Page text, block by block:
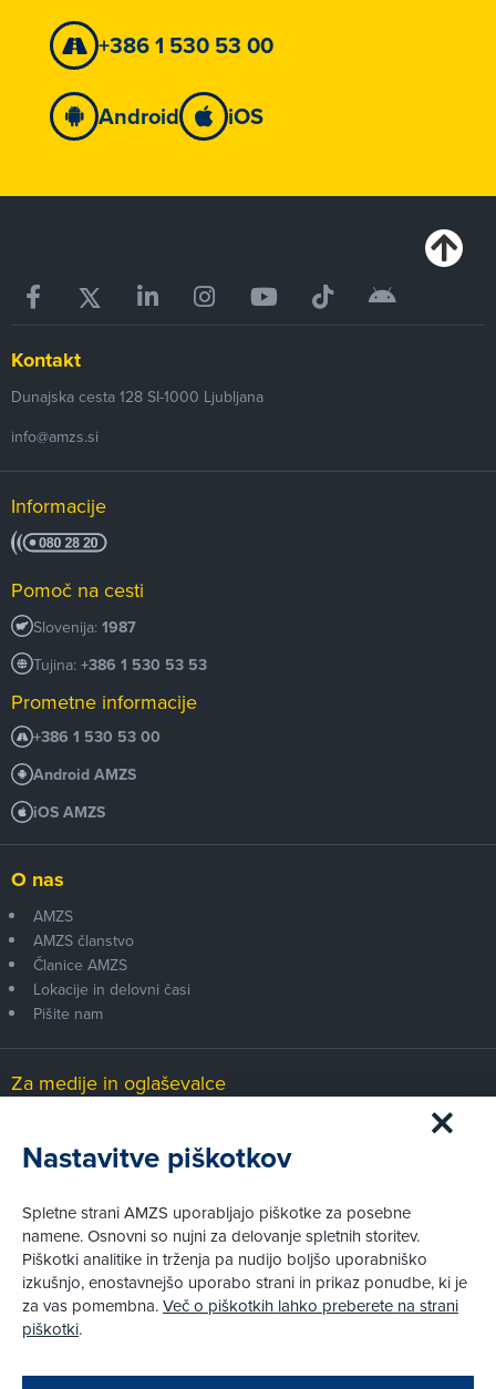
Zapri
+386 1 530 53 00
Android iOS
Kontakt
Dunajska cesta 128 SI-1000 Ljubljana
info@amzs.si
Informacije
Pomoč na cesti
Slovenija: 1987
Tujina: +386 1 530 53 53
Prometne informacije
+386 1 530 53 00
Android AMZS
iOS AMZS
O nas
AMZS
AMZS članstvo
Članice AMZS
Lokacije in delovni časi
Pišite nam
Za medije in oglaševalce
Piškotki
Politika zasebnosti
Informacije o obdelavi osebnih podatkov - videonadzor
Pravno obvestilo
Izvensodno reševanje potrošniških sporov
Cenik članstva AMZS
Nastavitve piškotkov
Spletne strani AMZS uporabljajo piškotke za posebne
namene. Osnovni so nujni za delovanje spletnih storitev.
Piškotki analitike in trženja pa nudijo boljšo uporabniško
izkušnjo, enostavnejšo uporabo strani in prikaz ponudbe, ki je
za vas pomembna.Več o piškotkih lahko preberete na strani
piškotki.